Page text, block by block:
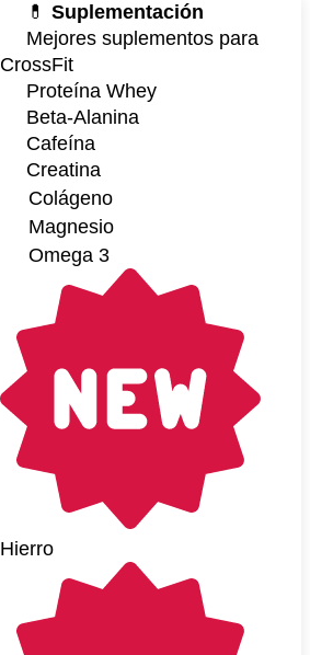
💊 Suplementación
Mejores suplementos para
CrossFit
Proteína Whey
Beta-Alanina
Cafeína
Creatina
Colágeno
Magnesio
Omega 3
Hierro